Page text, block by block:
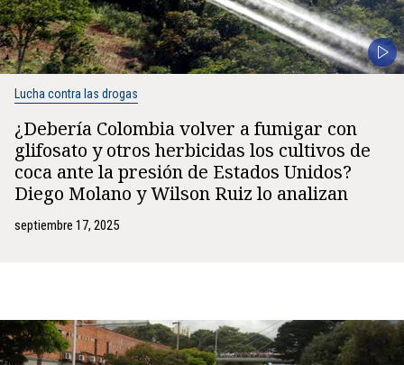
Lucha contra las drogas
¿Debería Colombia volver a fumigar con
glifosato y otros herbicidas los cultivos de
coca ante la presión de Estados Unidos?
Diego Molano y Wilson Ruiz lo analizan
septiembre 17, 2025